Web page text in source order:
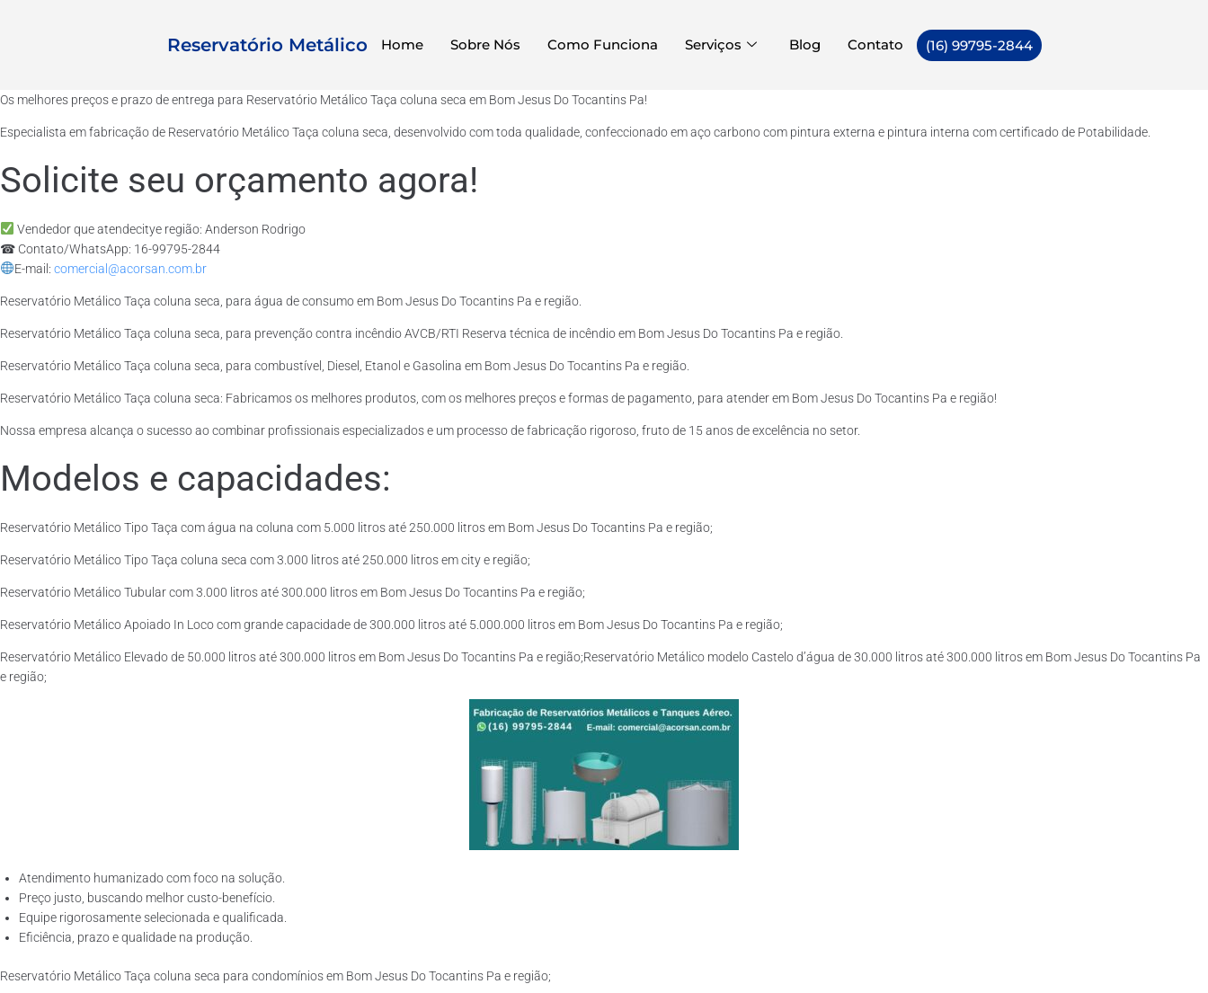
Reservatório Metálico Home Sobre Nós Como Funciona Serviços Blog Contato (16) 99795-2844
Os melhores preços e prazo de entrega para Reservatório Metálico Taça coluna seca em Bom Jesus Do Tocantins Pa!
Especialista em fabricação de Reservatório Metálico Taça coluna seca, desenvolvido com toda qualidade, confeccionado em aço carbono com pintura externa e pintura interna com certificado de Potabilidade.
Solicite seu orçamento agora!
Vendedor que atendecitye região: Anderson Rodrigo
☎ Contato/WhatsApp: 16-99795-2844
E-mail: comercial@acorsan.com.br
Reservatório Metálico Taça coluna seca, para água de consumo em Bom Jesus Do Tocantins Pa e região.
Reservatório Metálico Taça coluna seca, para prevenção contra incêndio AVCB/RTI Reserva técnica de incêndio em Bom Jesus Do Tocantins Pa e região.
Reservatório Metálico Taça coluna seca, para combustível, Diesel, Etanol e Gasolina em Bom Jesus Do Tocantins Pa e região.
Reservatório Metálico Taça coluna seca: Fabricamos os melhores produtos, com os melhores preços e formas de pagamento, para atender em Bom Jesus Do Tocantins Pa e região!
Nossa empresa alcança o sucesso ao combinar profissionais especializados e um processo de fabricação rigoroso, fruto de 15 anos de excelência no setor.
Modelos e capacidades:
Reservatório Metálico Tipo Taça com água na coluna com 5.000 litros até 250.000 litros em Bom Jesus Do Tocantins Pa e região;
Reservatório Metálico Tipo Taça coluna seca com 3.000 litros até 250.000 litros em city e região;
Reservatório Metálico Tubular com 3.000 litros até 300.000 litros em Bom Jesus Do Tocantins Pa e região;
Reservatório Metálico Apoiado In Loco com grande capacidade de 300.000 litros até 5.000.000 litros em Bom Jesus Do Tocantins Pa e região;
Reservatório Metálico Elevado de 50.000 litros até 300.000 litros em Bom Jesus Do Tocantins Pa e região;Reservatório Metálico modelo Castelo d’água de 30.000 litros até 300.000 litros em Bom Jesus Do Tocantins Pa
e região;
Atendimento humanizado com foco na solução.
Preço justo, buscando melhor custo-benefício.
Equipe rigorosamente selecionada e qualificada.
Eficiência, prazo e qualidade na produção.
Reservatório Metálico Taça coluna seca para condomínios em Bom Jesus Do Tocantins Pa e região;